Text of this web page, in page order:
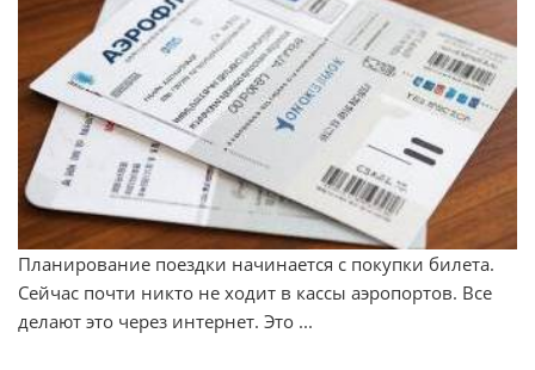
Планирование поездки начинается с покупки билета.
Сейчас почти никто не ходит в кассы аэропортов. Все
делают это через интернет. Это ...